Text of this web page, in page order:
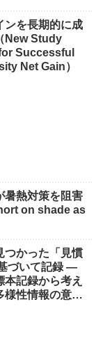
ンを長期的に成
New Study
Successful
Net Gain）
暑熱対策を阻害
on shade as
つかった「見慣
づいて記録 ―
記録から考え
様性情報の意義